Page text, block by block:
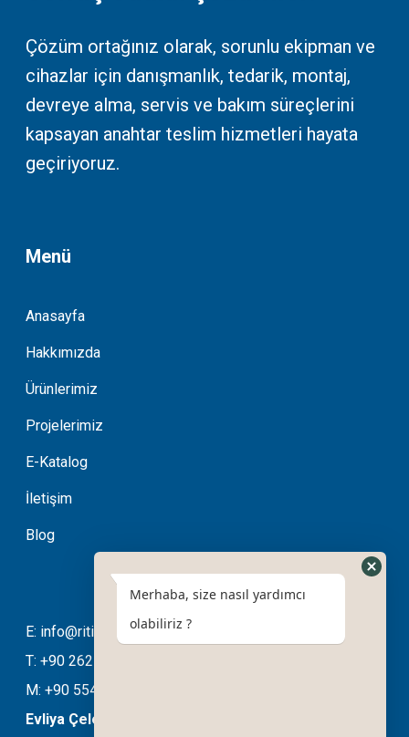
Çözüm ortağınız olarak, sorunlu ekipman ve
cihazlar için danışmanlık, tedarik, montaj,
devreye alma, servis ve bakım süreçlerini
kapsayan anahtar teslim hizmetleri hayata
geçiriyoruz.
Menü
Anasayfa
Hakkımızda
Ürünlerimiz
Projelerimiz
E-Katalog
İletişim
Blog
E: info@ritimotomasyon.com
T: +90 262 643 20 94
M: +90 554 508 76 03
Evliya Çelebi Mahallesi Ela Sokak No:11/B
Merhaba, size nasıl yardımcı
olabiliriz ?